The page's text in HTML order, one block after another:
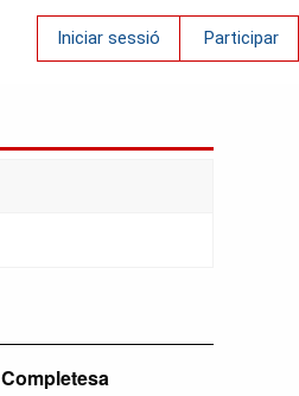
Iniciar sessió Participar
Completesa